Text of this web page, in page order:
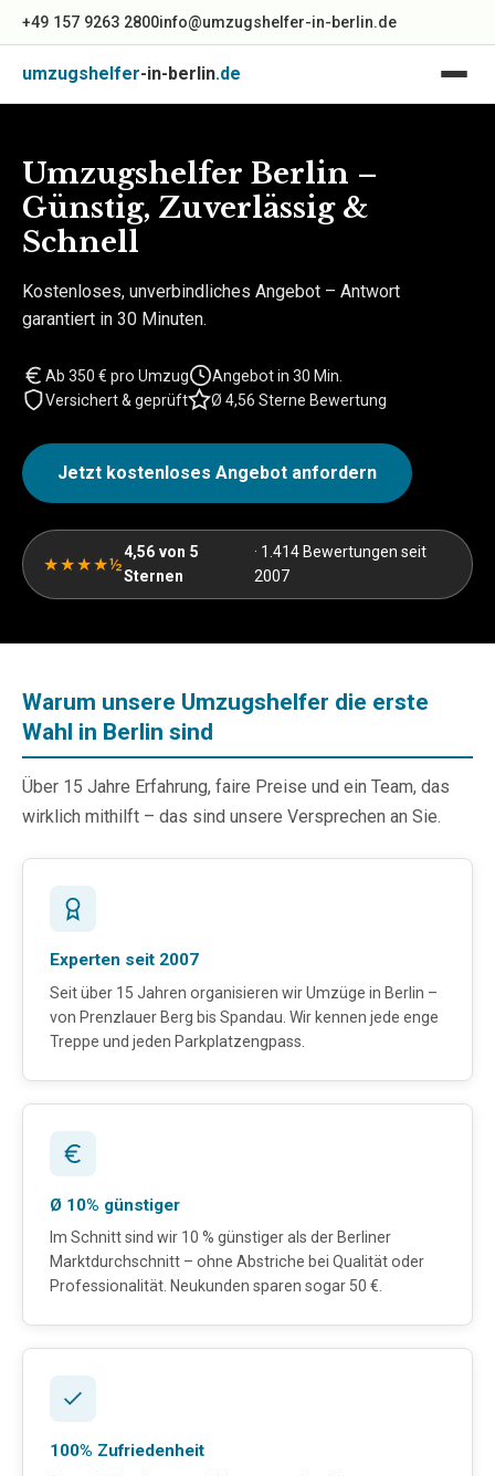
+49 157 9263 2800info@umzugshelfer-in-berlin.de
umzugshelfer-in-berlin.de
Umzugshelfer Berlin –
Günstig, Zuverlässig &
Schnell
Kostenloses, unverbindliches Angebot – Antwort
garantiert in 30 Minuten.
Ab 350 € pro Umzug
Angebot in 30 Min.
Versichert & geprüft
Ø 4,56 Sterne Bewertung
Jetzt kostenloses Angebot anfordern
★★★★½
4,56 von 5
Sternen
· 1.414 Bewertungen seit
2007
Warum unsere Umzugshelfer die erste
Wahl in Berlin sind
Über 15 Jahre Erfahrung, faire Preise und ein Team, das
wirklich mithilft – das sind unsere Versprechen an Sie.
Experten seit 2007
Seit über 15 Jahren organisieren wir Umzüge in Berlin –
von Prenzlauer Berg bis Spandau. Wir kennen jede enge
Treppe und jeden Parkplatzengpass.
Ø 10% günstiger
Im Schnitt sind wir 10 % günstiger als der Berliner
Marktdurchschnitt – ohne Abstriche bei Qualität oder
Professionalität. Neukunden sparen sogar 50 €.
100% Zufriedenheit